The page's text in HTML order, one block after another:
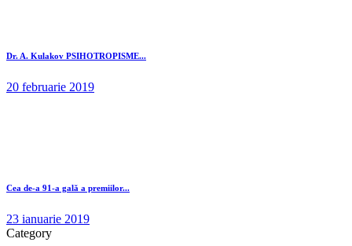
Dr. A. Kulakov PSIHOTROPISME...
20 februarie 2019
Cea de-a 91-a gală a premiilor...
23 ianuarie 2019
Category